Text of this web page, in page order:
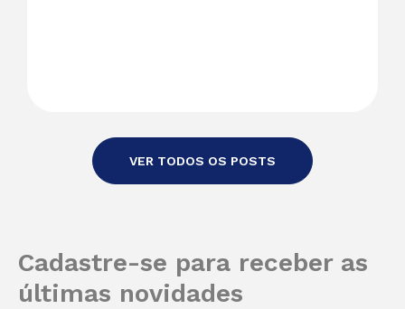
VER TODOS OS POSTS
Cadastre-se para receber as
últimas novidades